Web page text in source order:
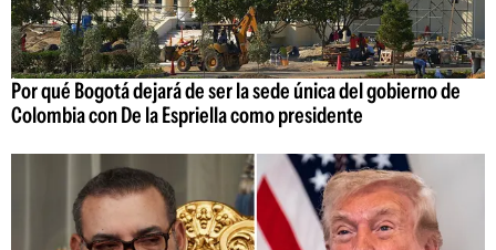
Por qué Bogotá dejará de ser la sede única del gobierno de
Colombia con De la Espriella como presidente